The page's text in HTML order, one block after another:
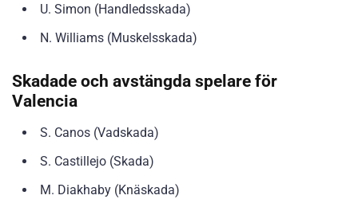
U. Simon (Handledsskada)
N. Williams (Muskelsskada)
Skadade och avstängda spelare för
Valencia
S. Canos (Vadskada)
S. Castillejo (Skada)
M. Diakhaby (Knäskada)